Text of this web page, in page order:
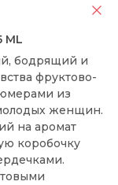
ML
бодрящий и
фруктово-
из
женщин.
на аромат
коробочку